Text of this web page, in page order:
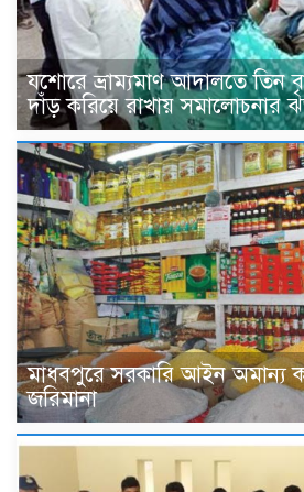
যশোরে ভ্রাম্যমাণ আদালতে তিন
দাঁড় করিয়ে রাখায় সমালোচনার
মাধবপুরে সরকারি আইন অমান্য
জরিমানা